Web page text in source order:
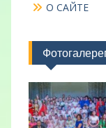
О САЙТЕ